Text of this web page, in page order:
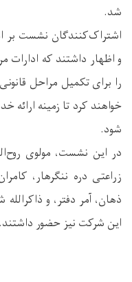
شد.
اشتراک‌کنندگان نشست بر
و اظهار داشتند که
را برای تکمیل مراحل
خواهند کرد تا زمینه
شود.
در این نشست، مولوی
زراعتی دره ننگرهار،
ذهان، آمر دفتر، و
این شرکت نیز حضور داشتند.